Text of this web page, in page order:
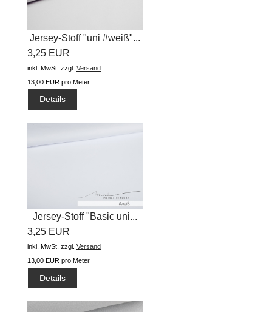
Jersey-Stoff "uni #weiß"...
3,25 EUR
inkl. MwSt. zzgl. Versand
13,00 EUR pro Meter
Details
Jersey-Stoff "Basic uni...
3,25 EUR
inkl. MwSt. zzgl. Versand
13,00 EUR pro Meter
Details